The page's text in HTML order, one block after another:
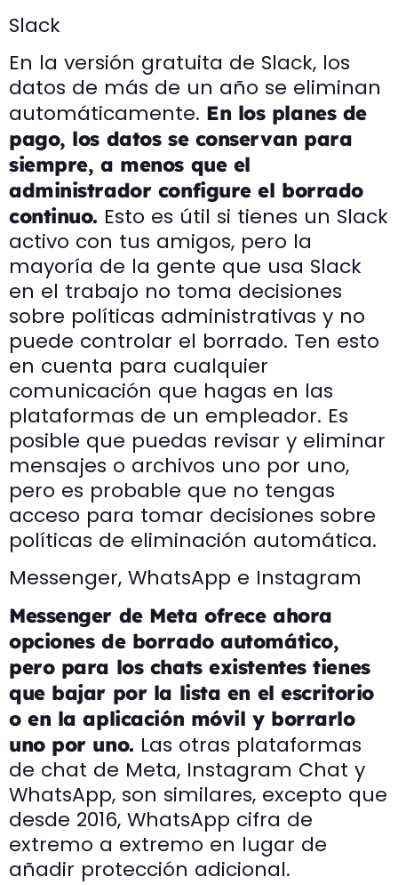
Slack
En la versión gratuita de Slack, los
datos de más de un año se eliminan
automáticamente. En los planes de
pago, los datos se conservan para
siempre, a menos que el
administrador configure el borrado
continuo. Esto es útil si tienes un Slack
activo con tus amigos, pero la
mayoría de la gente que usa Slack
en el trabajo no toma decisiones
sobre políticas administrativas y no
puede controlar el borrado. Ten esto
en cuenta para cualquier
comunicación que hagas en las
plataformas de un empleador. Es
posible que puedas revisar y eliminar
mensajes o archivos uno por uno,
pero es probable que no tengas
acceso para tomar decisiones sobre
políticas de eliminación automática.
Messenger, WhatsApp e Instagram
Messenger de Meta ofrece ahora
opciones de borrado automático,
pero para los chats existentes tienes
que bajar por la lista en el escritorio
o en la aplicación móvil y borrarlo
uno por uno. Las otras plataformas
de chat de Meta, Instagram Chat y
WhatsApp, son similares, excepto que
desde 2016, WhatsApp cifra de
extremo a extremo en lugar de
añadir protección adicional.